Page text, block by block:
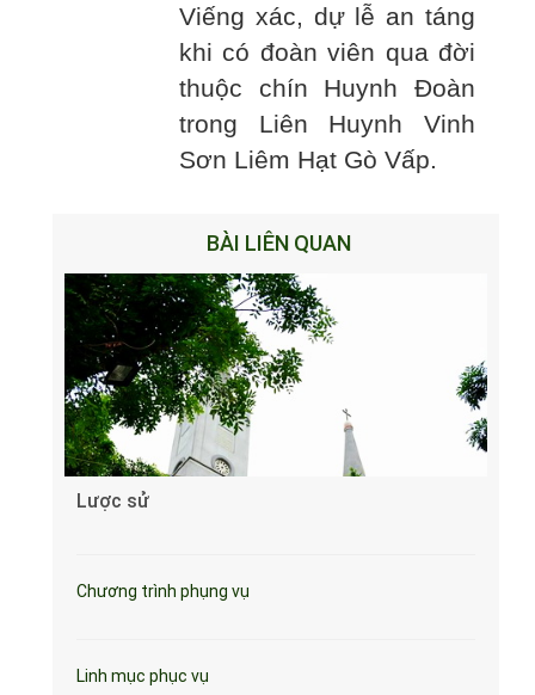
Viếng xác, dự lễ an táng
khi có đoàn viên qua đời
thuộc chín Huynh Đoàn
trong Liên Huynh Vinh
Sơn Liêm Hạt Gò Vấp.
BÀI LIÊN QUAN
Lược sử
Chương trình phụng vụ
Linh mục phục vụ